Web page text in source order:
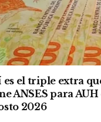
es el triple extra
ANSES para AUH
2026